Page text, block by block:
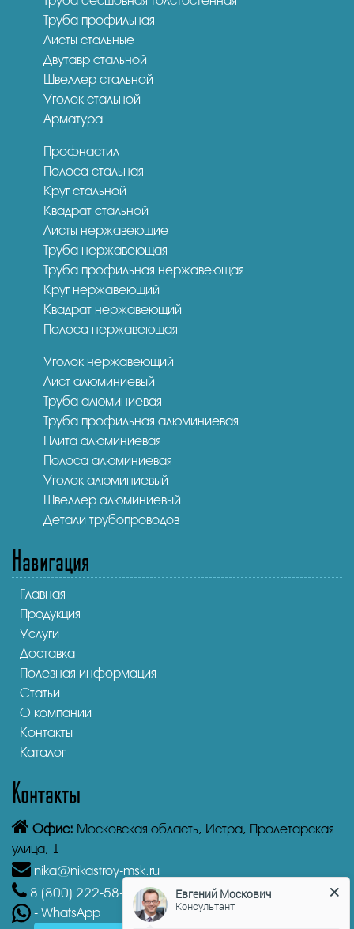
Труба профильная
Листы стальные
Двутавр стальной
Швеллер стальной
Уголок стальной
Арматура
Профнастил
Полоса стальная
Круг стальной
Квадрат стальной
Листы нержавеющие
Труба нержавеющая
Труба профильная нержавеющая
Круг нержавеющий
Квадрат нержавеющий
Полоса нержавеющая
Уголок нержавеющий
Лист алюминиевый
Труба алюминиевая
Труба профильная алюминиевая
Плита алюминиевая
Полоса алюминиевая
Уголок алюминиевый
Швеллер алюминиевый
Детали трубопроводов
Навигация
Главная
Продукция
Услуги
Доставка
Полезная информация
Статьи
О компании
Контакты
Каталог
Контакты
Офис: Московская область, Истра, Пролетарская
улица, 1
nika@nikastroy-msk.ru
8 (800) 222-58-30 Звонок бесплатный из г. Истра
- WhatsApp
Евгений Москович
Консультант